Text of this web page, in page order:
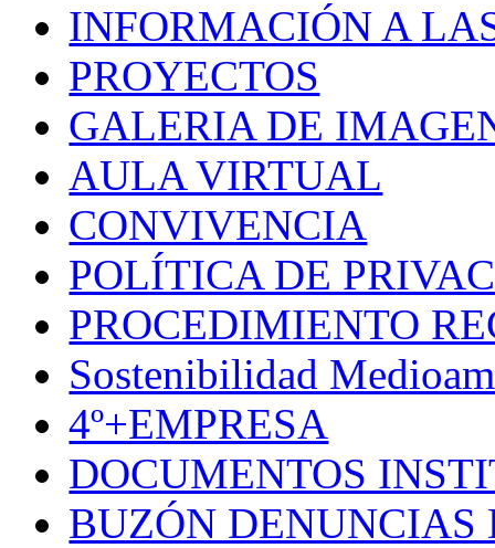
INFORMACIÓN A
PROYECTOS
GALERIA DE
AULA VIRTUAL
CONVIVENCIA
POLÍTICA DE
PROCEDIMIENTO
Sostenibilidad
4º+EMPRESA
DOCUMENTOS
BUZÓN DENUNCIAS